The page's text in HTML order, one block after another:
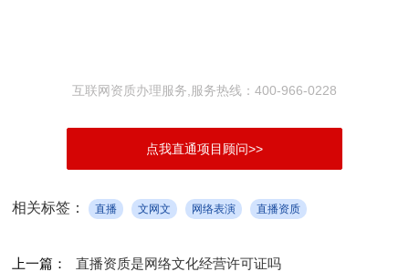
互联网资质办理服务,服务热线：400-966-0228
点我直通项目顾问>>
相关标签： 直播 文网文 网络表演 直播资质
上一篇：
直播资质是网络文化经营许可证吗